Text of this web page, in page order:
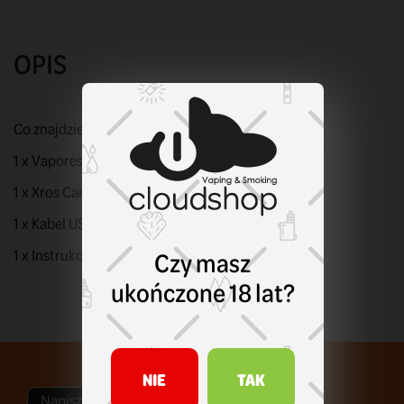
OPIS
Co znajdziesz w zestawie:
1 x Vaporesso Xros 5 Mini Pod
1 x Xros Cartridge 0.6 ohm
1 x Kabel USB typu C
1 x Instrukcja obsługi
Czy masz
ukończone 18 lat?
NIE TAK